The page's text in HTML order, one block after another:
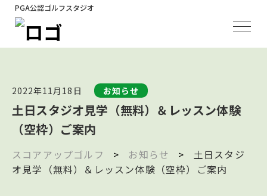
PGA公認ゴルフスタジオ
2022年11月18日 お知らせ
土日スタジオ見学（無料）＆レッスン体験
（空枠）ご案内
スコアアップゴルフ > お知らせ >
土日スタジ
オ見学（無料）＆レッスン体験（空枠）ご案内